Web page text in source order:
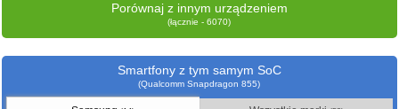
Porównaj z innym urządzeniem
(łącznie - 6070)
Smartfony z tym samym SoC
(Qualcomm Snapdragon 855)